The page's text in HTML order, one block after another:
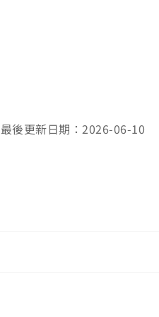
最後更新日期：2026-06-10